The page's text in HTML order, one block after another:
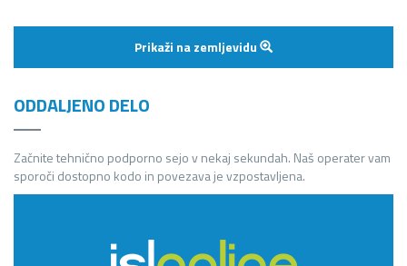
Prikaži na zemljevidu
ODDALJENO DELO
Začnite tehnično podporno sejo v nekaj sekundah. Naš operater vam
sporoči dostopno kodo in povezava je vzpostavljena.